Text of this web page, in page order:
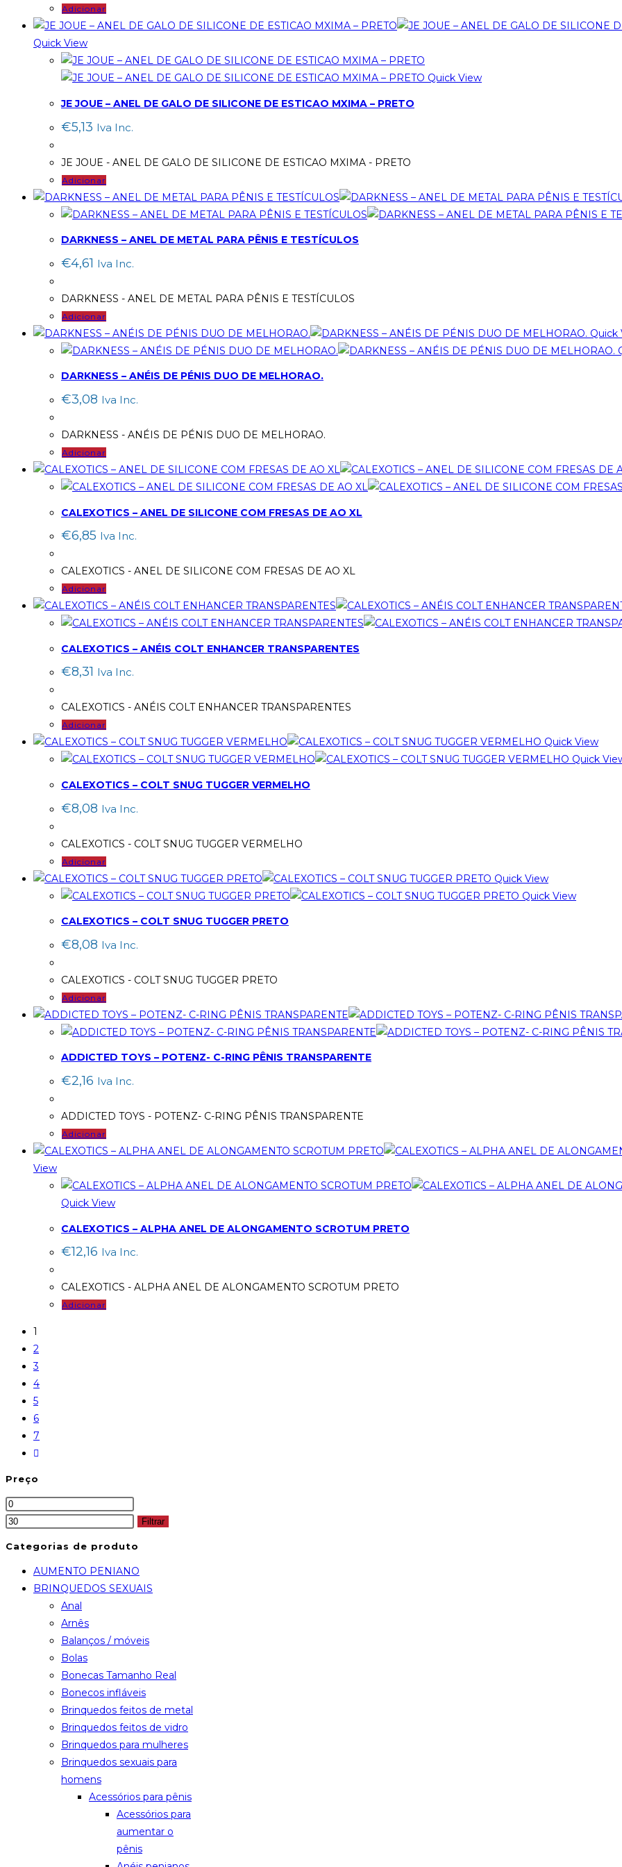
Adicionar
Quick View
Quick View
JE JOUE – ANEL DE GALO DE SILICONE DE ESTICAO MXIMA – PRETO
€5,13 Iva Inc.
JE JOUE - ANEL DE GALO DE SILICONE DE ESTICAO MXIMA - PRETO
Adicionar
DARKNESS – ANEL DE METAL PARA PÊNIS E TESTÍCULOS
€4,61 Iva Inc.
DARKNESS - ANEL DE METAL PARA PÊNIS E TESTÍCULOS
Adicionar
Quick
DARKNESS – ANÉIS DE PÉNIS DUO DE MELHORAO.
€3,08 Iva Inc.
DARKNESS - ANÉIS DE PÉNIS DUO DE MELHORAO.
Adicionar
CALEXOTICS – ANEL DE SILICONE COM FRESAS DE AO XL
€6,85 Iva Inc.
CALEXOTICS - ANEL DE SILICONE COM FRESAS DE AO XL
Adicionar
CALEXOTICS – ANÉIS COLT ENHANCER TRANSPARENTES
€8,31 Iva Inc.
CALEXOTICS - ANÉIS COLT ENHANCER TRANSPARENTES
Adicionar
Quick View
Quick
CALEXOTICS – COLT SNUG TUGGER VERMELHO
€8,08 Iva Inc.
CALEXOTICS - COLT SNUG TUGGER VERMELHO
Adicionar
Quick View
Quick View
CALEXOTICS – COLT SNUG TUGGER PRETO
€8,08 Iva Inc.
CALEXOTICS - COLT SNUG TUGGER PRETO
Adicionar
ADDICTED TOYS – POTENZ- C-RING PÊNIS TRANSPARENTE
€2,16 Iva Inc.
ADDICTED TOYS - POTENZ- C-RING PÊNIS TRANSPARENTE
Adicionar
View
Quick View
CALEXOTICS – ALPHA ANEL DE ALONGAMENTO SCROTUM PRETO
€12,16 Iva Inc.
CALEXOTICS - ALPHA ANEL DE ALONGAMENTO SCROTUM PRETO
Adicionar
1
2
3
4
5
6
7
Preço
Filtrar
Categorias de produto
AUMENTO PENIANO
BRINQUEDOS SEXUAIS
Anal
Arnês
Balanços / móveis
Bolas
Bonecas Tamanho Real
Bonecos infláveis
Brinquedos feitos de metal
Brinquedos feitos de vidro
Brinquedos para mulheres
Brinquedos sexuais para
homens
Acessórios para pênis
Acessórios para
aumentar o
pênis